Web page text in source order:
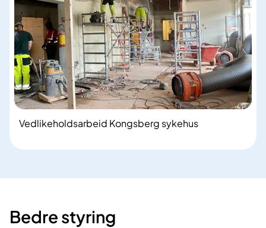
Vedlikeholdsarbeid Kongsberg sykehus
Bedre styring